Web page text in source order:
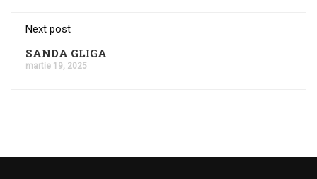
Next post
SANDA GLIGA
martie 19, 2025